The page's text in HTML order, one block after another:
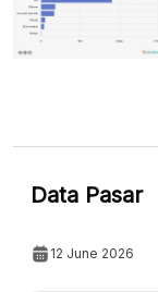
Data Pasar
12 June 2026